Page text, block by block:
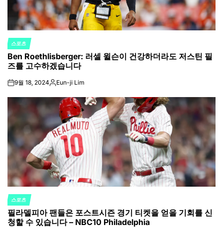
POSTED
IN
스포츠
Ben Roethlisberger: 러셀 윌슨이 건강하더라도 저스틴 필
즈를 고수하겠습니다
on9월 18, 2024Posted
Eun-ji Lim
POSTED
IN
스포츠
필라델피아 팬들은 포스트시즌 경기 티켓을 얻을 기회를 신
청할 수 있습니다 – NBC10 Philadelphia